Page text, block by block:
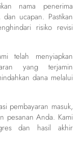
nama penerima
ucapan. Pastikan
risiko revisi
telah menyiapkan
yang terjamin
dana melalui
pembayaran masuk,
pesanan Anda. Kami
dan hasil akhir